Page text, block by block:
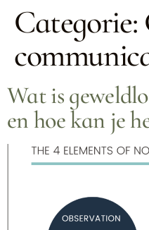
Categorie:
Wat is
en hoe kan je